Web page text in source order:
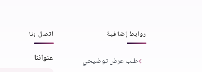
اتصل بنا
عنواننا
روابط إضافية
طلب عرض توضيحي